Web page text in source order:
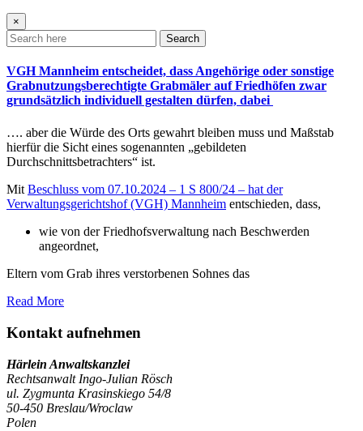
×
Search
VGH Mannheim entscheidet, dass Angehörige oder sonstige
Grabnutzungsberechtigte Grabmäler auf Friedhöfen zwar
grundsätzlich individuell gestalten dürfen, dabei
…. aber die Würde des Orts gewahrt bleiben muss und Maßstab
hierfür die Sicht eines sogenannten „gebildeten
Durchschnittsbetrachters“ ist.
Mit Beschluss vom 07.10.2024 – 1 S 800/24 – hat der
Verwaltungsgerichtshof (VGH) Mannheim entschieden, dass,
wie von der Friedhofsverwaltung nach Beschwerden
angeordnet,
Eltern vom Grab ihres verstorbenen Sohnes das
Read More
Kontakt aufnehmen
Härlein Anwaltskanzlei
Rechtsanwalt Ingo-Julian Rösch
ul. Zygmunta Krasinskiego 54/8
50-450 Breslau/Wroclaw
Polen